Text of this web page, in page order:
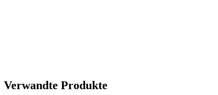
Verwandte Produkte